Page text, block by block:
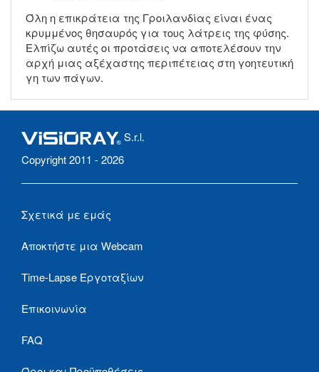
Όλη η επικράτεια της Γροιλανδίας είναι ένας
κρυμμένος θησαυρός για τους λάτρεις της φύσης.
Ελπίζω αυτές οι προτάσεις να αποτελέσουν την
αρχή μιας αξέχαστης περιπέτειας στη γοητευτική
γη των πάγων.
S.r.l.
Copyright 2011 - 2026
Σχετικά με εμάς
Αποκτήστε μια Webcam
Time-Lapse Εργοταξίων
Επικοινωνία
FAQ